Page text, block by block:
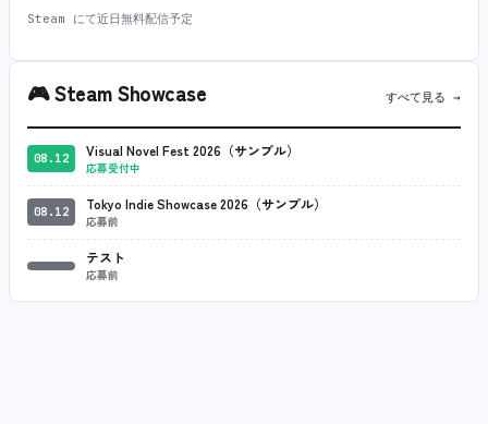
Steam にて近日無料配信予定
🎮Steam Showcase すべて見る →
08.12 Visual Novel Fest 2026（サンプル）
応募受付中
08.12 Tokyo Indie Showcase 2026（サンプル）
応募前
テスト
応募前